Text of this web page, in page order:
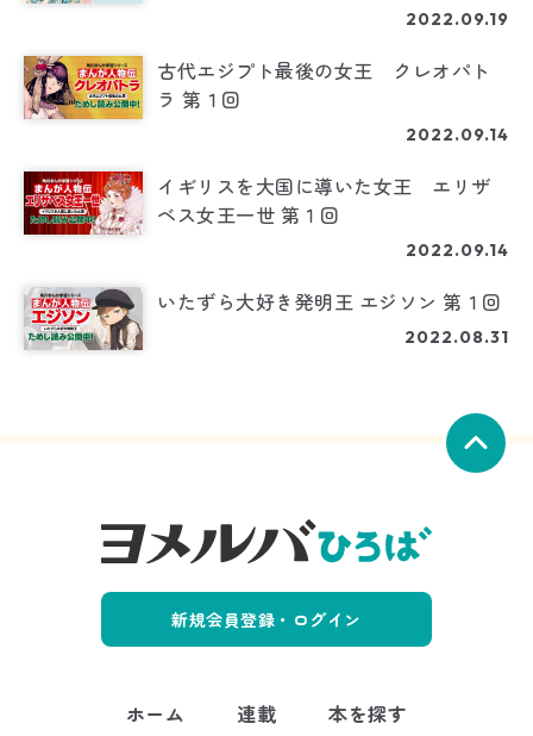
2022.09.19
古代エジプト最後の女王 クレオパト
ラ 第１回
2022.09.14
イギリスを大国に導いた女王 エリザ
ベス女王一世 第１回
2022.09.14
いたずら大好き発明王 エジソン 第１回
2022.08.31
新規会員登録・ログイン
ホーム 連載
本を探す